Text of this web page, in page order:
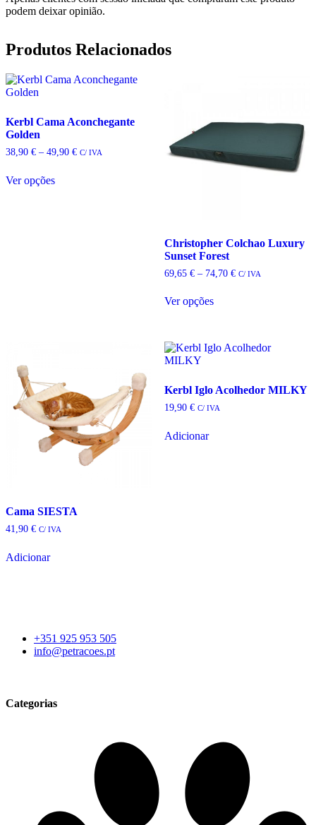
podem deixar opinião.
Produtos Relacionados
Kerbl Cama Aconchegante
Golden
38,90 € – 49,90 €Price
C/ IVA
Ver opções
Christopher Colchao Luxury
Sunset Forest
69,65 € – 74,70 €Price
C/ IVA
Ver opções
has
multiple
variants.
options
may
be
on
Cama SIESTA
41,90 € C/ IVA
Adicionar
Kerbl Iglo Acolhedor MILKY
19,90 € C/ IVA
Adicionar
+351 925 953 505
info@petracoes.pt
Categorias